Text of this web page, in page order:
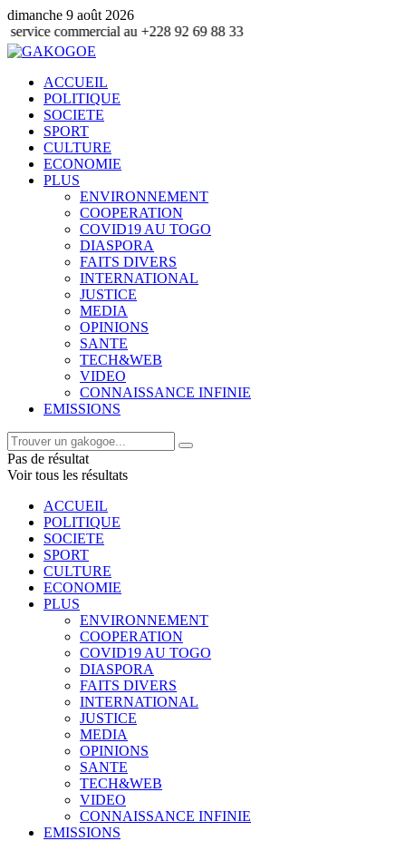
dimanche 9 août 2026
au +228 92 69 88 33
ACCUEIL
POLITIQUE
SOCIETE
SPORT
CULTURE
ECONOMIE
PLUS
ENVIRONNEMENT
COOPERATION
COVID19 AU TOGO
DIASPORA
FAITS DIVERS
INTERNATIONAL
JUSTICE
MEDIA
OPINIONS
SANTE
TECH&WEB
VIDEO
CONNAISSANCE INFINIE
EMISSIONS
Pas de résultat
Voir tous les résultats
ACCUEIL
POLITIQUE
SOCIETE
SPORT
CULTURE
ECONOMIE
PLUS
ENVIRONNEMENT
COOPERATION
COVID19 AU TOGO
DIASPORA
FAITS DIVERS
INTERNATIONAL
JUSTICE
MEDIA
OPINIONS
SANTE
TECH&WEB
VIDEO
CONNAISSANCE INFINIE
EMISSIONS